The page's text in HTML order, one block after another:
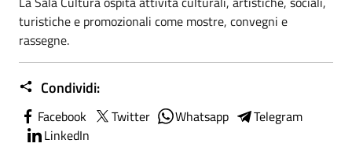
turistiche e promozionali come mostre, convegni e
rassegne.
Condividi:
Facebook Twitter Whatsapp
Telegram
LinkedIn